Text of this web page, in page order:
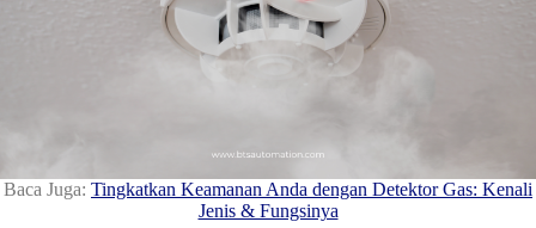
Baca Juga: Tingkatkan Keamanan Anda dengan Detektor Gas: Kenali
Jenis & Fungsinya